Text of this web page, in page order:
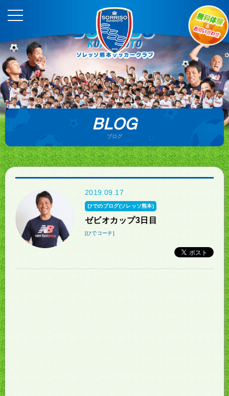
BLOG
ブログ
2019.09.17
ひでのブログ(ソレッソ熊本)
ゼビオカップ3日目
[ひでコーチ]